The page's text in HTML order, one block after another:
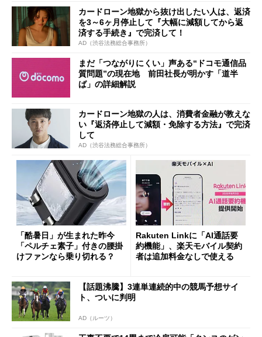
カードローン地獄から抜け出したい人は、返済
を3～6ヶ月停止して『大幅に減額してから返
済する手続き』で完済して！
AD（渋谷法務総合事務所）
まだ「つながりにくい」声ある“ドコモ通信品
質問題”の現在地 前田社長が明かす「道半
ば」の詳細解説
カードローン地獄の人は、消費者金融が教えな
い『返済停止して減額・免除する方法』で完済
して
AD（渋谷法務総合事務所）
「酷暑日」が生まれた昨今
「ペルチェ素子」付きの腰掛
けファンなら乗り切れる？
Rakuten Linkに「AI通話要
約機能」、楽天モバイル契約
者は追加料金なしで使える
【話題沸騰】3連単連続的中の競馬予想サイ
ト、ついに判明
AD（ルーツ）